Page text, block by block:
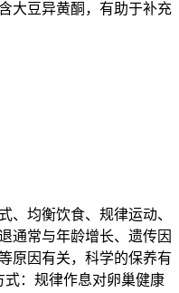
大豆异黄酮，有助于补充
、均衡饮食、规律运动、
通常与年龄增长、遗传因
原因有关，科学的保养有
式：规律作息对卵巢健康